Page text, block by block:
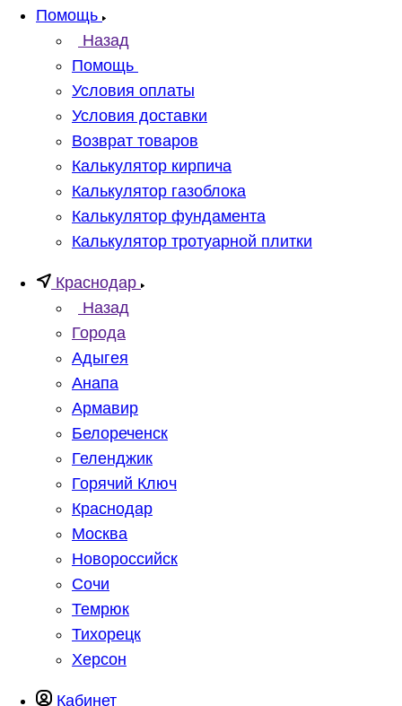
Помощь
Назад
Помощь
Условия оплаты
Условия доставки
Возврат товаров
Калькулятор кирпича
Калькулятор газоблока
Калькулятор фундамента
Калькулятор тротуарной плитки
Краснодар
Назад
Города
Адыгея
Анапа
Армавир
Белореченск
Геленджик
Горячий Ключ
Краснодар
Москва
Новороссийск
Сочи
Темрюк
Тихорецк
Херсон
Кабинет